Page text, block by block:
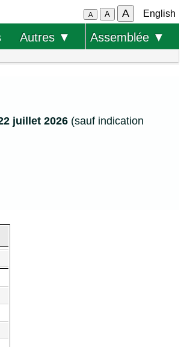
A A A English
Autres ▼ Assemblée ▼
juillet 2026 (sauf indication